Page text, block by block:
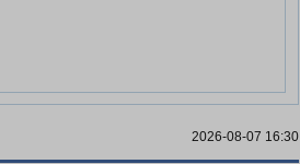
2026-08-07 16:30